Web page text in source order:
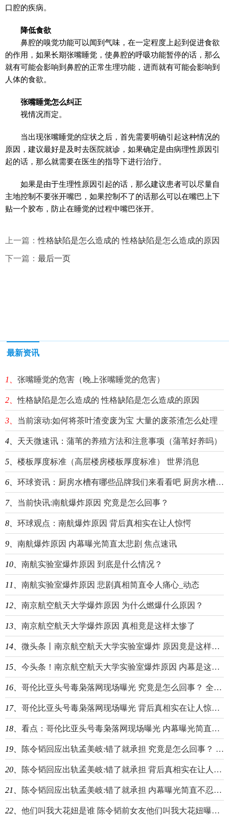
口腔的疾病。
降低食欲
鼻腔的嗅觉功能可以闻到气味，在一定程度上起到促进食欲
的作用，如果长期张嘴睡觉，使鼻腔的呼吸功能暂停的话，那么
就有可能会影响到鼻腔的正常生理功能，进而就有可能会影响到
人体的食欲。
张嘴睡觉怎么纠正
视情况而定。
当出现张嘴睡觉的症状之后，首先需要明确引起这种情况的
原因，建议最好是及时去医院就诊，如果确定是由病理性原因引
起的话，那么就需要在医生的指导下进行治疗。
如果是由于生理性原因引起的话，那么建议患者可以尽量自
主地控制不要张开嘴巴，如果控制不了的话那么可以在嘴巴上下
贴一个胶布，防止在睡觉的过程中嘴巴张开。
上一篇：性格缺陷是怎么造成的 性格缺陷是怎么造成的原因
下一篇： 最后一页
最新资讯
1、 张嘴睡觉的危害（晚上张嘴睡觉的危害）
2、 性格缺陷是怎么造成的 性格缺陷是怎么造成的原因
3、 当前滚动:如何将茶叶渣变废为宝 大量的废茶渣怎么处理
4、 天天微速讯：蒲苇的养殖方法和注意事项（蒲苇好养吗）
5、 楼板厚度标准（高层楼房楼板厚度标准） 世界消息
6、 环球资讯：厨房水槽有哪些品牌我们来看看吧 厨房水槽品牌前十大排名榜
7、 当前快讯:南航爆炸原因 究竟是怎么回事？
8、 环球观点：南航爆炸原因 背后真相实在让人惊愕
9、 南航爆炸原因 内幕曝光简直太悲剧 焦点速讯
10、 南航实验室爆炸原因 到底是什么情况？
11、 南航实验室爆炸原因 悲剧真相简直令人痛心_动态
12、 南京航空航天大学爆炸原因 为什么燃爆什么原因？
13、 南京航空航天大学爆炸原因 真相竟是这样太惨了
14、 微头条丨南京航空航天大学实验室爆炸 原因竟是这样令人震惊
15、 今头条！南京航空航天大学实验室爆炸原因 内幕是这样太悲剧
16、 哥伦比亚头号毒枭落网现场曝光 究竟是怎么回事？ 全球看热讯
17、 哥伦比亚头号毒枭落网现场曝光 背后真相实在让人惊愕_当前聚焦
18、 看点：哥伦比亚头号毒枭落网现场曝光 内幕曝光简直太惊人
19、 陈令韬回应出轨孟美岐:错了就承担 究竟是怎么回事？ 环球看热讯
20、 陈令韬回应出轨孟美岐:错了就承担 背后真相实在让人惊愕_聚焦
21、 陈令韬回应出轨孟美岐:错了就承担 内幕曝光简直不忍直视-报资讯
22、 他们叫我大花妞是谁 陈令韬前女友他们叫我大花妞曝陈令韬出轨孟美岐|每日看点